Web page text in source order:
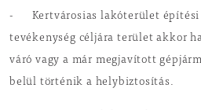
- Kertvárosias lakóterület építési
tevékenység céljára terület akkor
váró vagy a már megjavított
belül történik a helybiztosítás.